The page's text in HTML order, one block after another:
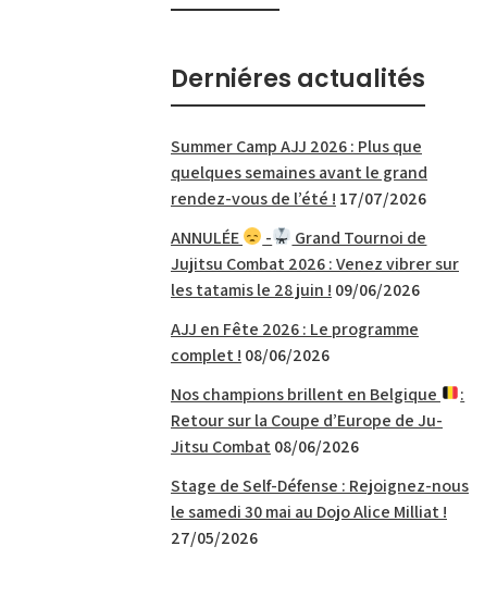
Derniéres actualités
Summer Camp AJJ 2026 : Plus que
quelques semaines avant le grand
rendez-vous de l’été ! 17/07/2026
ANNULÉE
-
Grand Tournoi de
Jujitsu Combat 2026 : Venez vibrer sur
les tatamis le 28 juin ! 09/06/2026
AJJ en Fête 2026 : Le programme
complet ! 08/06/2026
Nos champions brillent en Belgique
:
Retour sur la Coupe d’Europe de Ju-
Jitsu Combat 08/06/2026
Stage de Self-Défense : Rejoignez-nous
le samedi 30 mai au Dojo Alice Milliat !
27/05/2026